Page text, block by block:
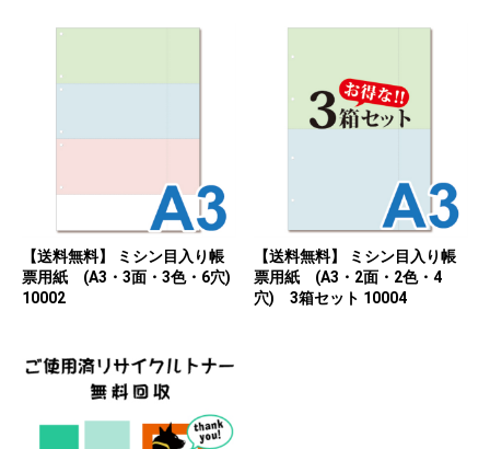
【送料無料】 ミシン目入り帳
票用紙 (A3・3面・3色・6穴)
10002
【送料無料】 ミシン目入り帳
票用紙 (A3・2面・2色・4
穴) 3箱セット 10004